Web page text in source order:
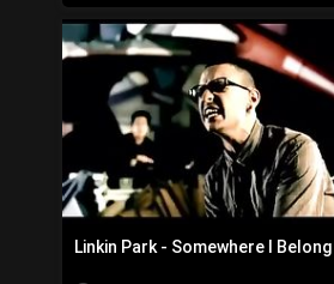
Linkin Park - Somewhere I Belong